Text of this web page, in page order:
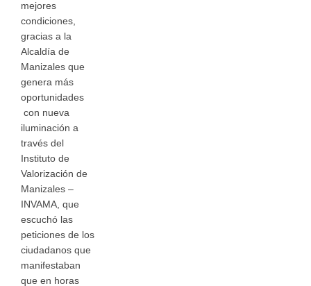
mejores
condiciones,
gracias a la
Alcaldía de
Manizales que
genera más
oportunidades
con nueva
iluminación a
través del
Instituto de
Valorización de
Manizales –
INVAMA, que
escuchó las
peticiones de los
ciudadanos que
manifestaban
que en horas